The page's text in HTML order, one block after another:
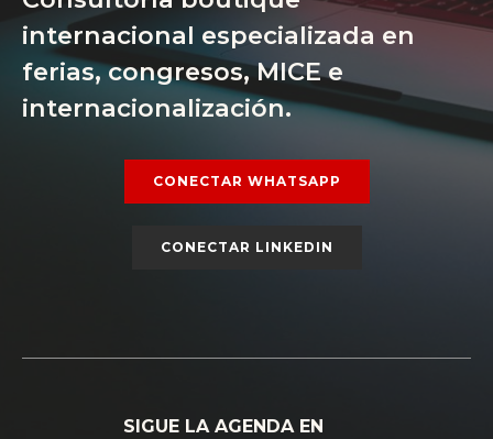
internacional especializada en
ferias, congresos, MICE e
internacionalización.
CONECTAR WHATSAPP
CONECTAR LINKEDIN
SIGUE LA AGENDA EN